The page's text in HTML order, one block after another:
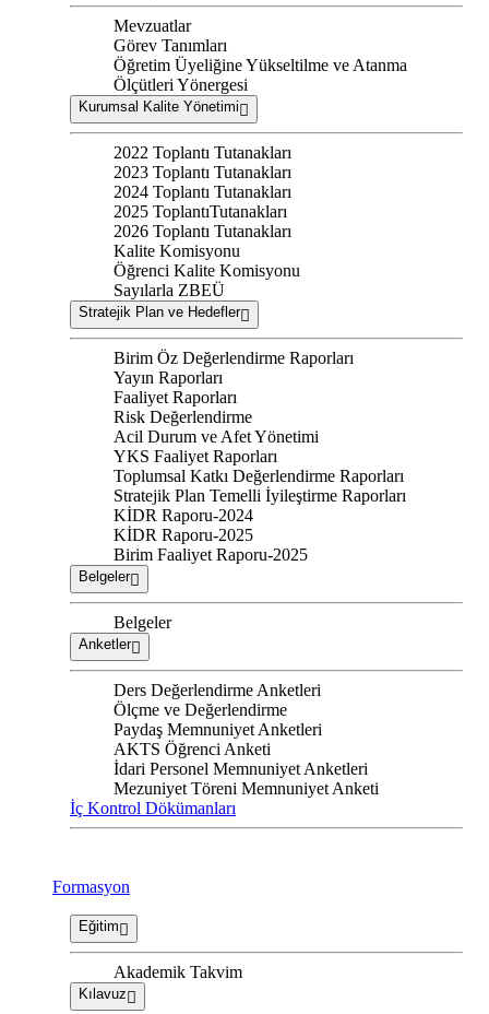
Mevzuatlar
Görev Tanımları
Öğretim Üyeliğine Yükseltilme ve Atanma
Ölçütleri Yönergesi
Kurumsal Kalite Yönetimi
2022 Toplantı Tutanakları
2023 Toplantı Tutanakları
2024 Toplantı Tutanakları
2025 ToplantıTutanakları
2026 Toplantı Tutanakları
Kalite Komisyonu
Öğrenci Kalite Komisyonu
Sayılarla ZBEÜ
Stratejik Plan ve Hedefler
Birim Öz Değerlendirme Raporları
Yayın Raporları
Faaliyet Raporları
Risk Değerlendirme
Acil Durum ve Afet Yönetimi
YKS Faaliyet Raporları
Toplumsal Katkı Değerlendirme Raporları
Stratejik Plan Temelli İyileştirme Raporları
KİDR Raporu-2024
KİDR Raporu-2025
Birim Faaliyet Raporu-2025
Belgeler
Belgeler
Anketler
Ders Değerlendirme Anketleri
Ölçme ve Değerlendirme
Paydaş Memnuniyet Anketleri
AKTS Öğrenci Anketi
İdari Personel Memnuniyet Anketleri
Mezuniyet Töreni Memnuniyet Anketi
İç Kontrol Dökümanları
Formasyon
Eğitim
Akademik Takvim
Kılavuz